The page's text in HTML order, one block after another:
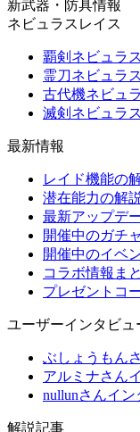
新武器・防具情報
ネビュラスレイス
覇剣ネビュラ
霊刀ネビュラ
古代機ネビュ
滅剣ネビュラ
最新情報
レイド機能の
潜在能力の解説
最新アップデ
開催中のガチ
開催中のイベ
コラボ情報ま
プレゼントコ
ユーザーインタビュ
ぶしょうもん
アルミナさん
nullunさんイン
解説記事